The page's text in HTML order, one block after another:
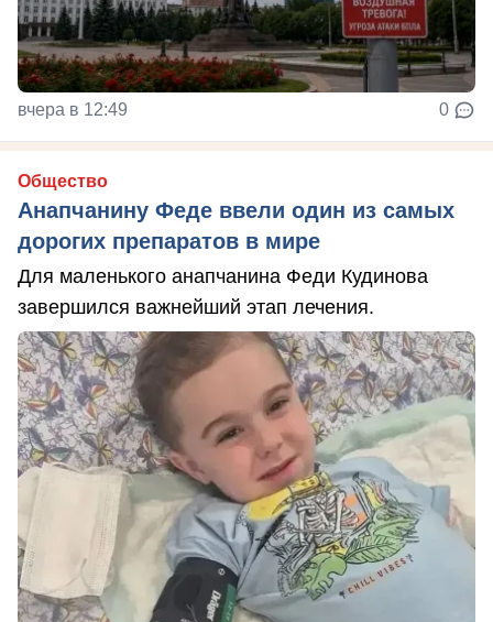
вчера в 12:49 0
Общество
Анапчанину Феде ввели один из самых
дорогих препаратов в мире
Для маленького анапчанина Феди Кудинова
завершился важнейший этап лечения.